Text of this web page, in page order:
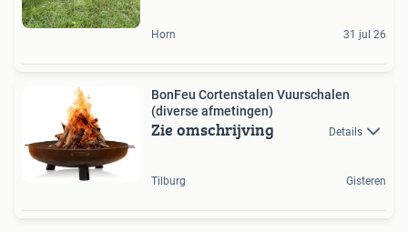
Horn 31 jul 26
BonFeu Cortenstalen Vuurschalen
(diverse afmetingen)
Zie omschrijving Details
Tilburg Gisteren